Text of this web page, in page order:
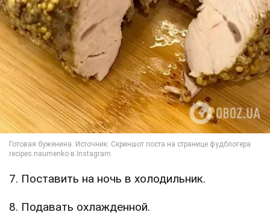
7. Поставить на ночь в холодильник.
8. Подавать охлажденной.